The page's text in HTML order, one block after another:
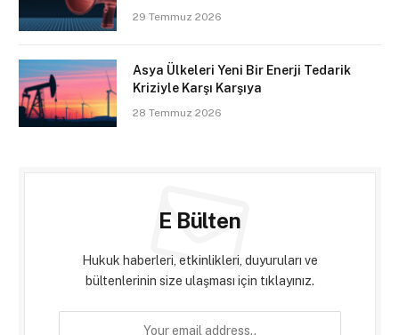
29 Temmuz 2026
Asya Ülkeleri Yeni Bir Enerji Tedarik
Kriziyle Karşı Karşıya
28 Temmuz 2026
E Bülten
Hukuk haberleri, etkinlikleri, duyuruları ve
bültenlerinin size ulaşması için tıklayınız.